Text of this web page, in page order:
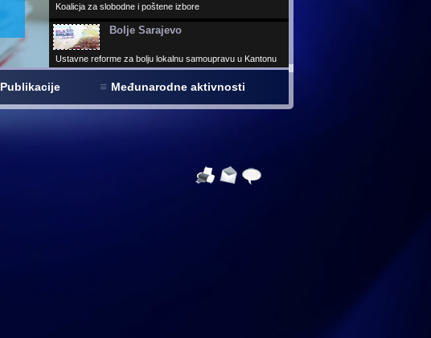
Koalicja za slobodne i poštene izbore
Bolje Sarajevo
Ustavne reforme za bolju lokalnu samoupravu u Kantonu
Sarajevo
Virtuelni parlament
Publikacije Međunarodne aktivnosti